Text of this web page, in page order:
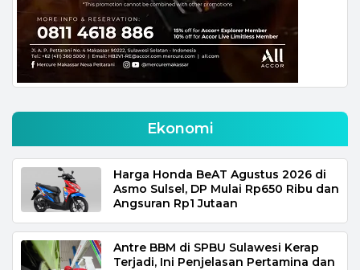
Ekonomi
Harga Honda BeAT Agustus 2026 di
Asmo Sulsel, DP Mulai Rp650 Ribu dan
Angsuran Rp1 Jutaan
Antre BBM di SPBU Sulawesi Kerap
Terjadi, Ini Penjelasan Pertamina dan